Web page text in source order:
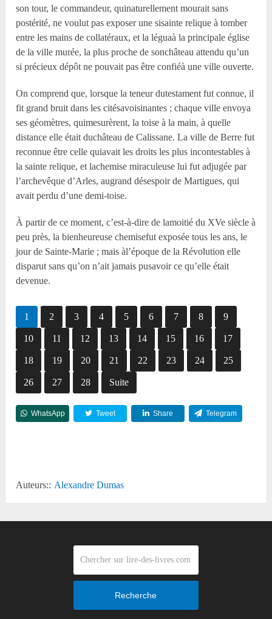
son tour, le commandeur, quinaturellement mourait sans
postérité, ne voulut pas exposer une sisainte relique à tomber
entre les mains de collatéraux, et la léguaà la principale église
de la ville murée, la plus proche de sonchâteau attendu qu’un
si précieux dépôt ne pouvait pas être confiéà une ville ouverte.
On comprend que, lorsque la teneur dutestament fut connue, il
fit grand bruit dans les citésavoisinantes ; chaque ville envoya
ses géomètres, quimesurèrent, la toise à la main, à quelle
distance elle était duchâteau de Calissane. La ville de Berre fut
reconnue être celle quiavait les droits les plus incontestables à
la sainte relique, et lachemise miraculeuse lui fut adjugée par
l’archevêque d’Arles, augrand désespoir de Martigues, qui
avait perdu d’une demi-toise.
À partir de ce moment, c’est-à-dire de lamoitié du XVe siècle à
peu près, la bienheureuse chemisefut exposée tous les ans, le
jour de Sainte-Marie ; mais àl’époque de la Révolution elle
disparut sans qu’on n’ait jamais pusavoir ce qu’elle était
devenue.
1 2 3 4 5 6 7 8 9
10 11 12 13 14 15 16 17
18 19 20 21 22 23 24 25
26 27 28 Suite
WhatsApp Tweet Share Telegram
Auteurs:: Alexandre Dumas
Recherche